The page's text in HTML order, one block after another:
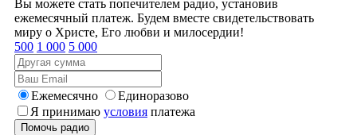
Вы можете стать попечителем радио, установив
ежемесячный платеж. Будем вместе свидетельствовать
миру о Христе, Его любви и милосердии!
500 1 000 5 000
Ежемесячно
Единоразово
Я принимаю условия платежа
Помочь радио